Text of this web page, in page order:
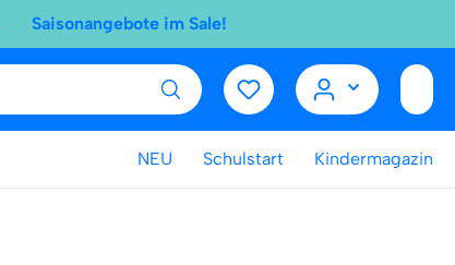
Saisonangebote im Sale!
NEU Schulstart Kindermagazin